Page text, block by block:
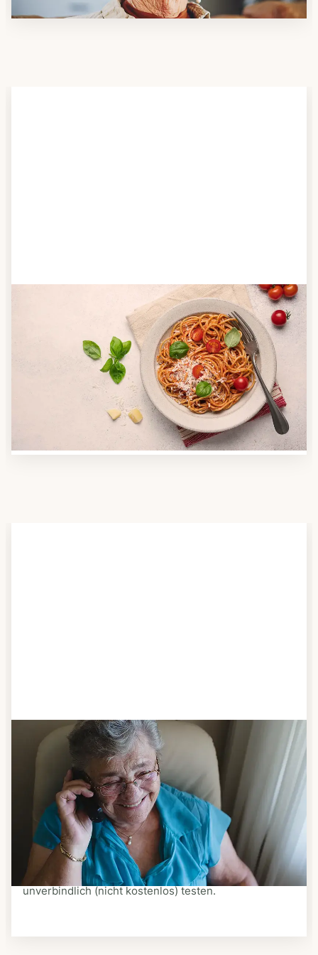
Anbieter finden
Nutzen Sie unsere große Mahlzeiten-Dienst-Suche,
um herauszufinden, welche Anbieter es in Ihrer
Region gibt und welcher am besten zu Ihnen passt.
Verschaffen Sie sich auch einen Überblick über die
Essen auf Rädern-Kosten.
Schritt 3
Bestellen & liefern lassen
Suchen Sie sich aus dem Speiseplan Ihres Anbieters
aus, was Ihnen schmeckt. Bestellen Sie telefonisch,
schriftlich oder im Online-Shop Ihres Anbieters.
Ein Kurier liefert Ihnen das bestellte Essen zum
vereinbarten Zeitpunkt nach Hause. Bei vielen
Anbietern können Sie Essen auf Rädern auch
unverbindlich (nicht kostenlos) testen.